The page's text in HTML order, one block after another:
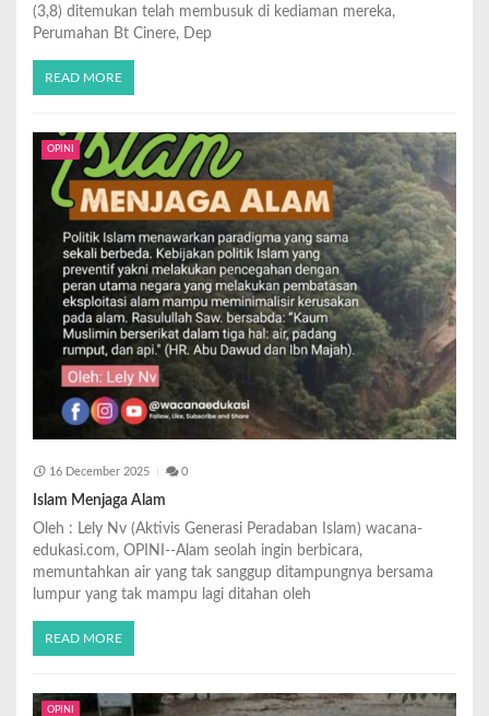
(3,8) ditemukan telah membusuk di kediaman mereka,
Perumahan Bt Cinere, Dep
READ MORE
OPINI
16 December 2025 0
Islam Menjaga Alam
Oleh : Lely Nv (Aktivis Generasi Peradaban Islam) wacana-
edukasi.com, OPINI--Alam seolah ingin berbicara,
memuntahkan air yang tak sanggup ditampungnya bersama
lumpur yang tak mampu lagi ditahan oleh
READ MORE
OPINI